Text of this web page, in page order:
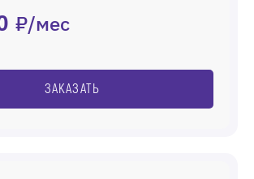
₽/мес
ЗАКАЗАТЬ